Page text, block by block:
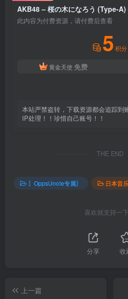
此内容为付费资源，请付费后查看
5 积分
黄金天使 免费
本站严禁盗转，下载资源都会追踪到
IP处理！！珍惜自己账号！！
THE END
〖OppsUnote专属〗 日本音
喜欢就支持一
分享 收
上一篇